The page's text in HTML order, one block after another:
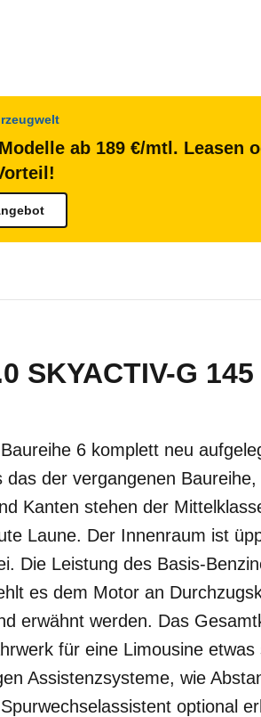
ab 189 €/mtl. Leasen
SKYACTIV-G
6 komplett neu
der vergangenen
Kanten stehen der
Laune. Der Innenraum ist
Die Leistung des Basis-
es dem Motor an
erwähnt werden. Das
für eine Limousine
Assistenzsysteme, wie
optional